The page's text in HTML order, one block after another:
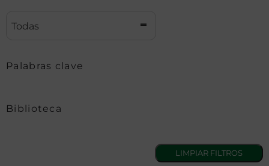
Todas
Palabras clave
Biblioteca